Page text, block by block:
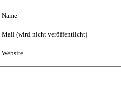
Name
Mail (wird nicht veröffentlicht)
Website